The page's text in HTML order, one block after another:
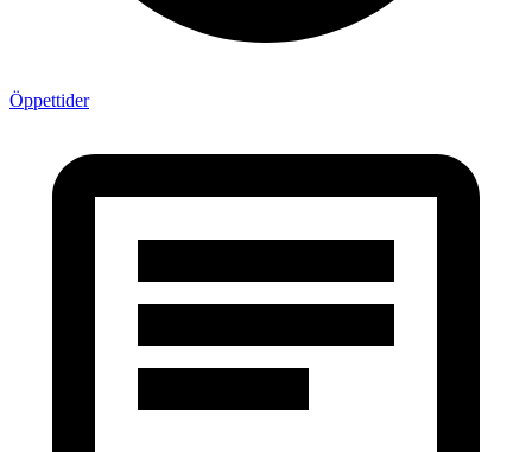
Öppettider